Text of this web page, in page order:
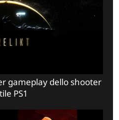
gameplay dello shooter
PS1